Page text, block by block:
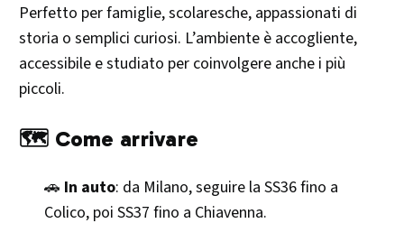
Perfetto per famiglie, scolaresche, appassionati di
storia o semplici curiosi. L’ambiente è accogliente,
accessibile e studiato per coinvolgere anche i più
piccoli.
🗺️ Come arrivare
🚗 In auto: da Milano, seguire la SS36 fino a
Colico, poi SS37 fino a Chiavenna.